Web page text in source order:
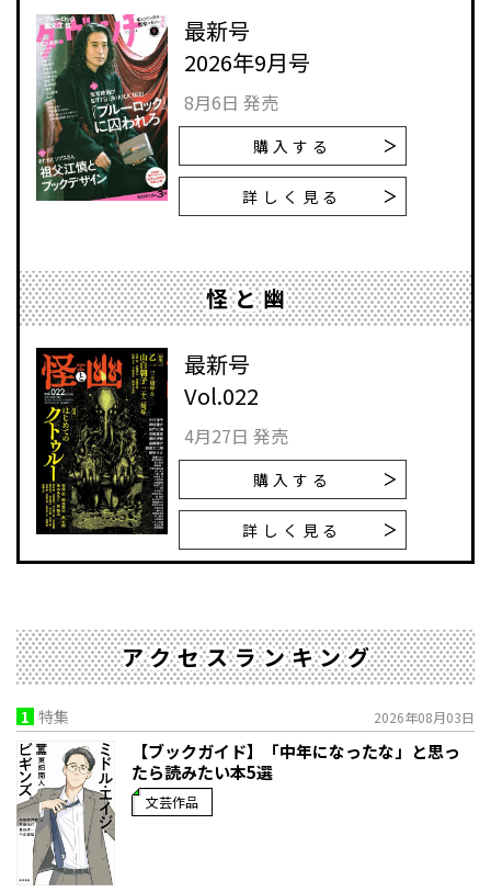
最新号
2026年9月号
8月6日 発売
購入する
詳しく見る
怪と幽
最新号
Vol.022
4月27日 発売
購入する
詳しく見る
アクセスランキング
1 特集 2026年08月03日
【ブックガイド】「中年になったな」と思っ
たら読みたい本5選
文芸作品